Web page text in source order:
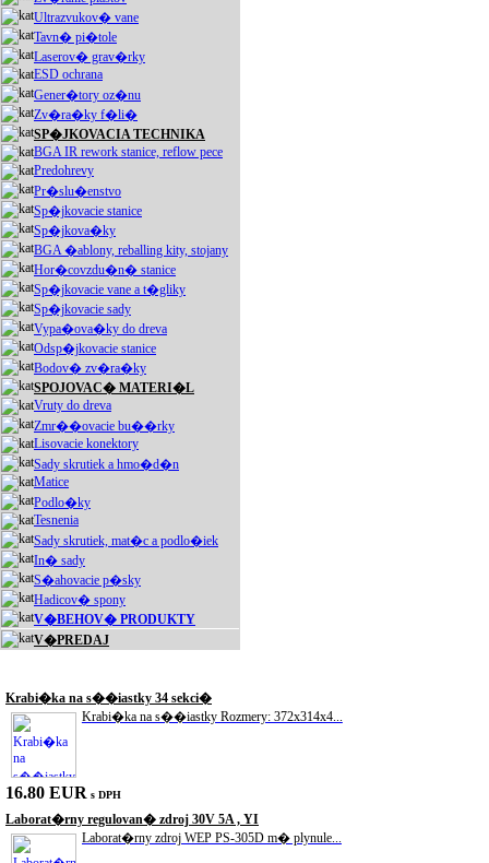
Ultrazvukov� vane
Tavn� pi�tole
Laserov� grav�rky
ESD ochrana
Gener�tory oz�nu
Zv�ra�ky f�li�
SP�JKOVACIA TECHNIKA
BGA IR rework stanice, reflow pece
Predohrevy
Pr�slu�enstvo
Sp�jkovacie stanice
Sp�jkova�ky
BGA �ablony, reballing kity, stojany
Hor�covzdu�n� stanice
Sp�jkovacie vane a t�gliky
Sp�jkovacie sady
Vypa�ova�ky do dreva
Odsp�jkovacie stanice
Bodov� zv�ra�ky
SPOJOVAC� MATERI�L
Vruty do dreva
Zmr��ovacie bu��rky
Lisovacie konektory
Sady skrutiek a hmo�d�n
Matice
Podlo�ky
Tesnenia
Sady skrutiek, mat�c a podlo�iek
In� sady
S�ahovacie p�sky
Hadicov� spony
V�BEHOV� PRODUKTY
V�PREDAJ
Krabi�ka na s��iastky 34 sekci�
Krabi�ka na s��iastky Rozmery: 372x314x4...
16.80 EUR s DPH
Laborat�rny regulovan� zdroj 30V 5A , YI
Laborat�rny zdroj WEP PS-305D m� plynule...